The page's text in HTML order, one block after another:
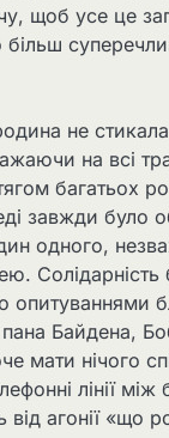
щоб усе це
не
на всі
багатьох
завжди було
одного,
опитуваннями
пана Байдена,
мати нічого
лінії
від агонії «що